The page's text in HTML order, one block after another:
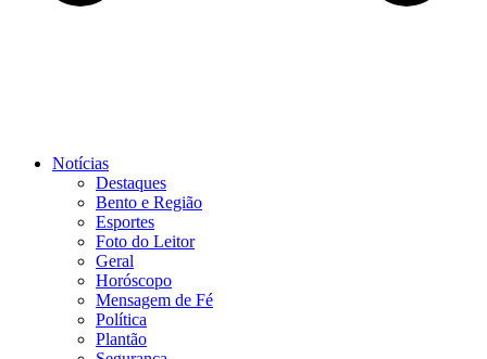
Notícias
Destaques
Bento e Região
Esportes
Foto do Leitor
Geral
Horóscopo
Mensagem de Fé
Política
Plantão